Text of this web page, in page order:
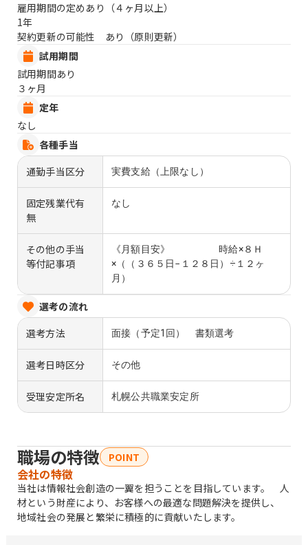
雇用期間の定めあり（４ヶ月以上）
1年
契約更新の可能性 あり（原則更新）
試用期間
試用期間あり
３ヶ月
定年
なし
各種手当
通勤手当区分
実費支給（上限なし）
固定残業代有
無
なし
その他の手当
等付記事項
《月額目安》 時給×８Ｈ
×（（３６５日−１２８日）÷１２ヶ
月）
選考の流れ
選考方法
面接（予定1回） 書類選考
選考日時区分 その他
受理安定所名 札幌公共職業安定所
職場の特徴 POINT
会社の特徴
当社は情報社会創造の一翼を担うことを目指しています。 人
材という財産により、お客様への最適な問題解決を提供し、
地域社会の発展と繁栄に積極的に貢献いたします。